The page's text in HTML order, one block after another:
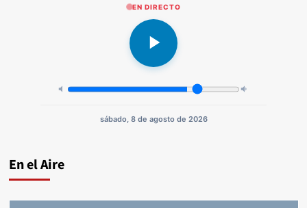
EN DIRECTO
sábado, 8 de agosto de 2026
En el Aire